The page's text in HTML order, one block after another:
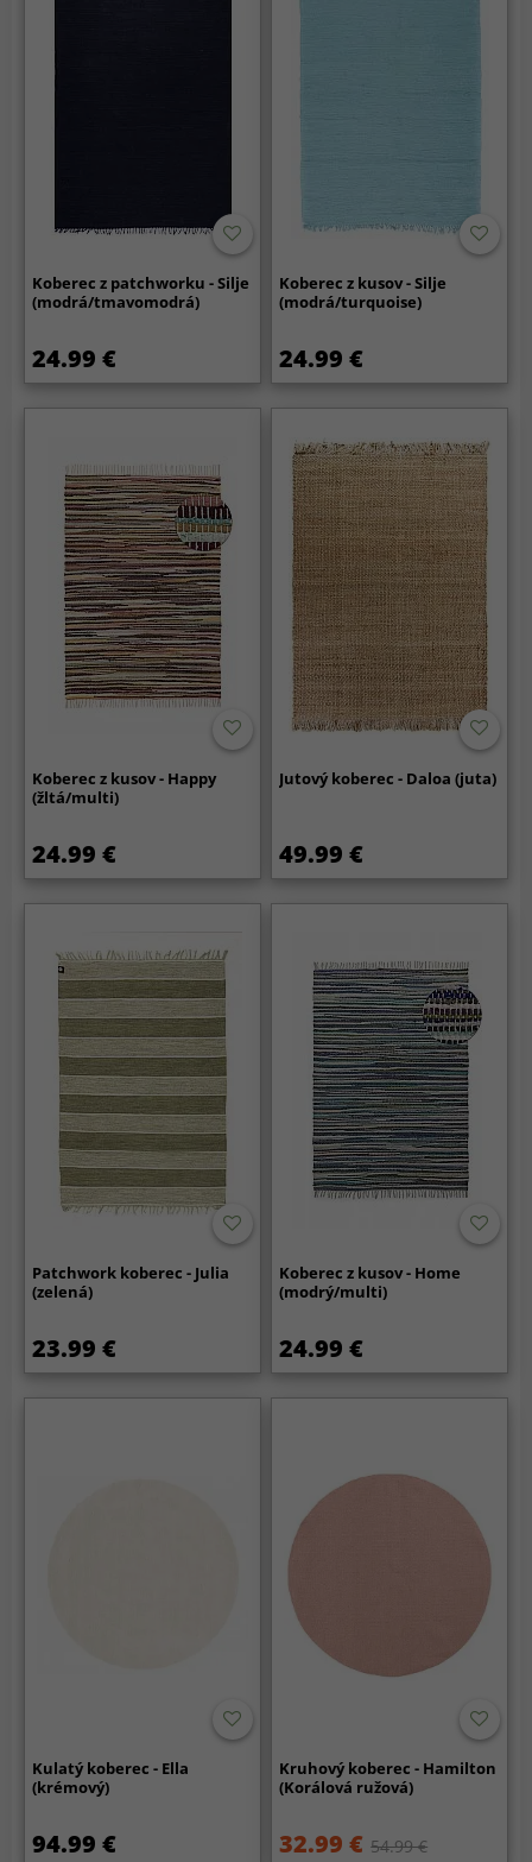
Koberec z patchworku - Silje
(modrá/tmavomodrá)
24.99 €
Koberec z kusov - Silje
(modrá/turquoise)
24.99 €
Koberec z kusov - Happy
(žltá/multi)
24.99 €
Jutový koberec - Daloa (juta)
49.99 €
Patchwork koberec - Julia
(zelená)
23.99 €
Koberec z kusov - Home
(modrý/multi)
24.99 €
Kulatý koberec - Ella
(krémový)
94.99 €
Kruhový koberec - Hamilton
(Korálová ružová)
32.99 € 54.99 €